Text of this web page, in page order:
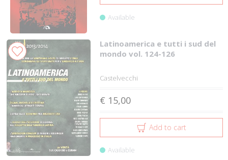
Available
Latinoamerica e tutti i sud del
mondo vol. 124-126
Castelvecchi
€ 15,00
Add to cart
Available